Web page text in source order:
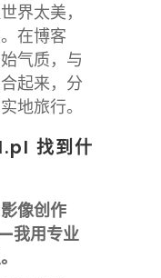
界太美，
在博客
气质，与
起来，分
地旅行。
找到什
像创作
我用专业